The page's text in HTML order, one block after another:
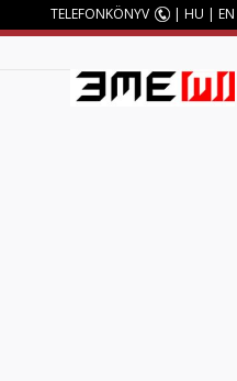
TELEFONKÖNYV | HU | EN